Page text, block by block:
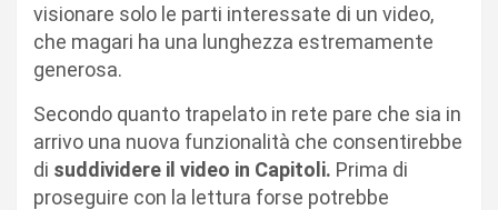
visionare solo le parti interessate di un video,
che magari ha una lunghezza estremamente
generosa.
Secondo quanto trapelato in rete pare che sia in
arrivo una nuova funzionalità che consentirebbe
di suddividere il video in Capitoli. Prima di
proseguire con la lettura forse potrebbe